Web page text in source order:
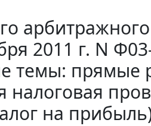
арбитражного
2011 г. N
темы: прямые
налоговая
на